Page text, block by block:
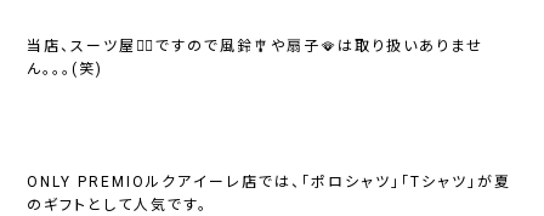
当店、スーツ屋🕴🏻ですので風鈴🎐や扇子🪭は取り扱いありませ
ん。。。(笑)
ONLY PREMIOルクアイーレ店では、「ポロシャツ」「Tシャツ」が夏
のギフトとして人気です。